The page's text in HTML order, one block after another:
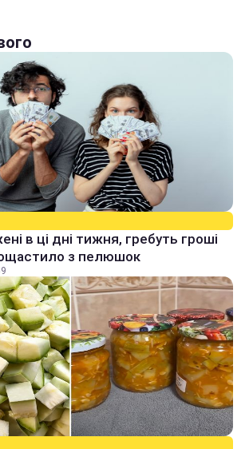
в ці дні тижня, гребуть гроші
з пелюшок